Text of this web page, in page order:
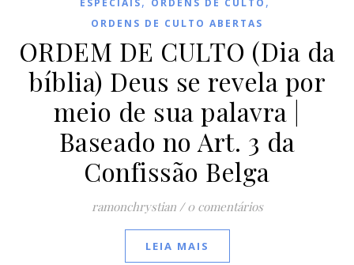
ESPECIAIS ORDENS DE CULTO
ORDENS DE CULTO ABERTAS
ORDEM DE CULTO (Dia da
bíblia) Deus se revela por
meio de sua palavra |
Baseado no Art. 3 da
Confissão Belga
ramonchrystian / 0 comentários
LEIA MAIS